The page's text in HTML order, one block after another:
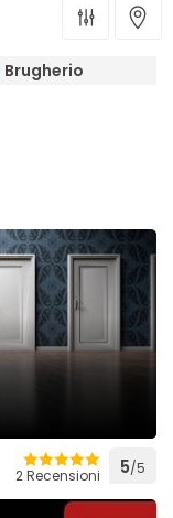
Brugherio
2 Recensioni 5/5